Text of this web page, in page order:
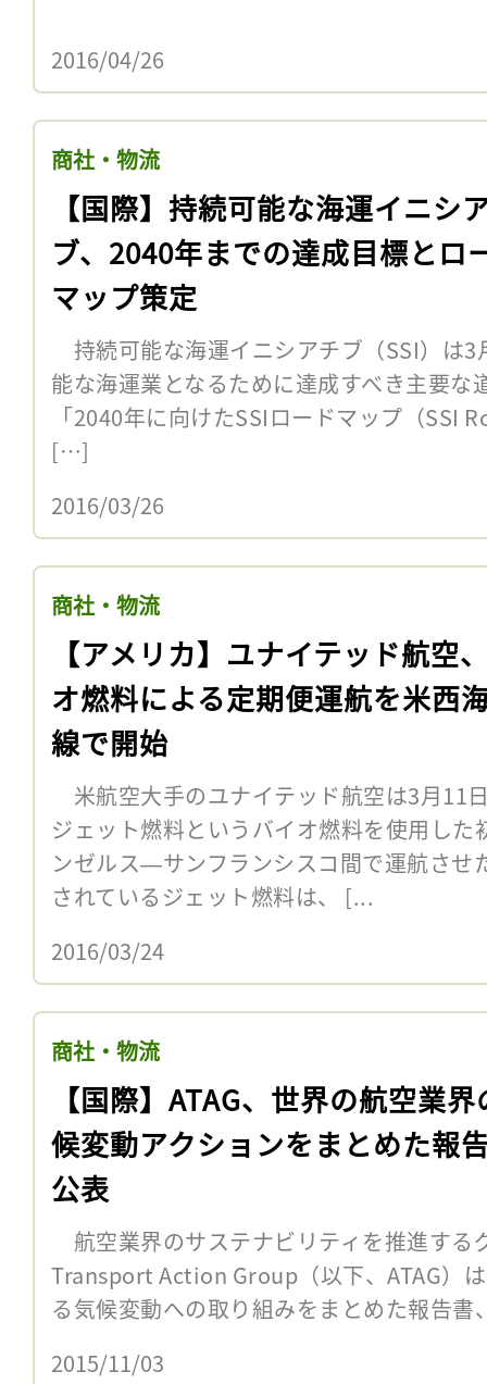
2016/04/26
商社・物流
【国際】持続可能な海運イニシ
ブ、2040年までの達成目標とロ
マップ策定
持続可能な海運イニシアチブ（SSI）は
能な海運業となるために達成すべき主要な
「2040年に向けたSSIロードマップ（SSI
[…]
2016/03/26
商社・物流
【アメリカ】ユナイテッド航空
オ燃料による定期便運航を米西
線で開始
米航空大手のユナイテッド航空は3月11
ジェット燃料というバイオ燃料を使用し
ンゼルス―サンフランシスコ間で運航さ
されているジェット燃料は、 [...
2016/03/24
商社・物流
【国際】ATAG、世界の航空業
候変動アクションをまとめた報
公表
航空業界のサステナビリティを推進する
Transport Action Group（以下、ATAG）
る気候変動への取り組みをまとめた報告
2015/11/03